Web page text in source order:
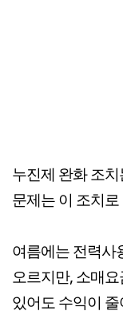
누진제 완화 조
문제는 이 조치
여름에는 전력사
오르지만, 소매
있어도 수익이